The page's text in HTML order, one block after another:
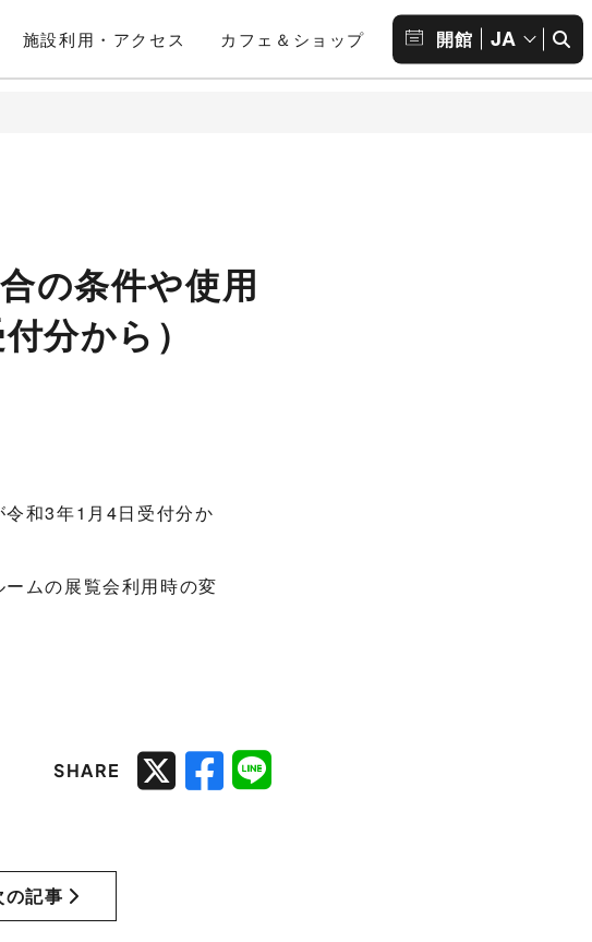
施設利用 ・アクセス カフェ＆ショップ 開館 JA
の条件や使用
分から）
和3年1月4日受付分か
ムの展覧会利用時の変
SHARE
の記事